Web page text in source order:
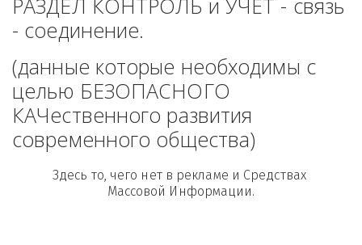
РАЗДЕЛ КОНТРОЛЬ и УЧЁТ - связь
- соединение.
(данные которые необходимы с
целью БЕЗОПАСНОГО
КАЧественного развития
современного общества)
Здесь то, чего нет в рекламе и Средствах
Массовой Информации.